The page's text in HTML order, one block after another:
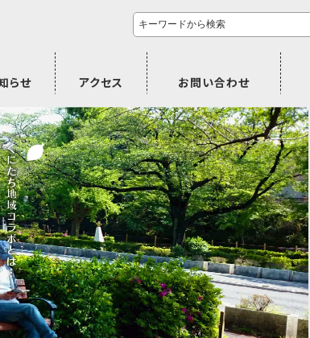
らせ アクセス お問い合わせ